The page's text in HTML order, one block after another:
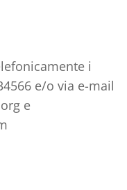
i
e/o via e-mail
e